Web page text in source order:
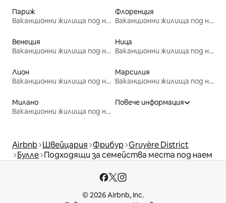
Париж
Ваканционни жилища под наем
Флоренция
Ваканционни жилища под наем
Венеция
Ваканционни жилища под наем
Ница
Ваканционни жилища под наем
Лион
Ваканционни жилища под наем
Марсилия
Ваканционни жилища под наем
Милано
Ваканционни жилища под наем
Повече информация
Airbnb Швейцария Фрибур Gruyère District
Булле Подходящи за семейства места под наем
© 2026 Airbnb, Inc.